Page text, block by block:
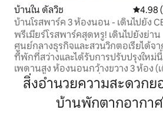
บ้านใน ดัลวิช คะแนน
4.98
บ้านโรสพาร์ค 3 ห้องนอน - เดินไปยัง
และวิคตอเรียพาร์ค
พรีเมียร์โรสพาร์คสุดหรู! เดินไปยังย่าน
ศูนย์กลางธุรกิจและสวนวิกตอเรียได้จา
ที่พักที่สว่างและได้รับการปรับปรุงใหม่
เพดานสูง ห้องนอนกว้างขวาง 3 ห้อง (เ
ควีนไซส์ 2 หลัง เตียงเดี่ยว 2 หลัง) ทุก
ทีวีและผ้าปูที่นอนระดับพรีเมียม
เพลิดเพลินไปกับห้องน้ำทันสมัย 2 ห้อง
สิ่งอำนวยความสะดวก
บ้านพักตากอากา